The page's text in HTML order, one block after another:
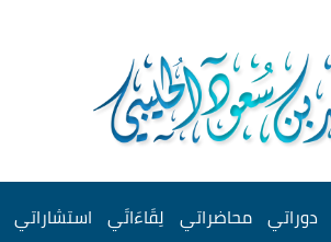
دوراتي محاضراتي لِقَاءَاتَي استشاراتي